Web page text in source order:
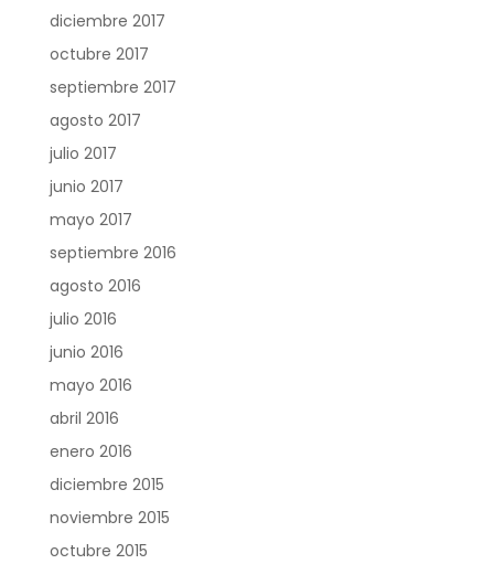
diciembre 2017
octubre 2017
septiembre 2017
agosto 2017
julio 2017
junio 2017
mayo 2017
septiembre 2016
agosto 2016
julio 2016
junio 2016
mayo 2016
abril 2016
enero 2016
diciembre 2015
noviembre 2015
octubre 2015